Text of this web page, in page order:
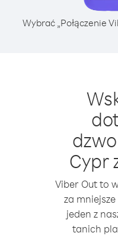
Wybrać „Połączenie
Cypr
Viber Out to
za
jeden z
tanich